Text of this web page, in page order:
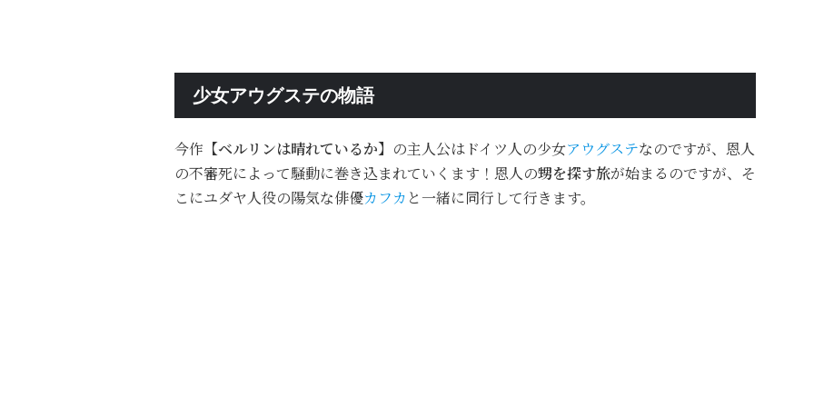
少女アウグステの物語
今作 【ベルリンは晴れているか】 の主人公はドイツ人の少女アウグステなのですが、恩人
の不審死によって騒動に巻き込まれていくます！恩人の甥を探す旅が始まるのですが、そ
こにユダヤ人役の陽気な俳優カフカ と一緒に同行して行きます。